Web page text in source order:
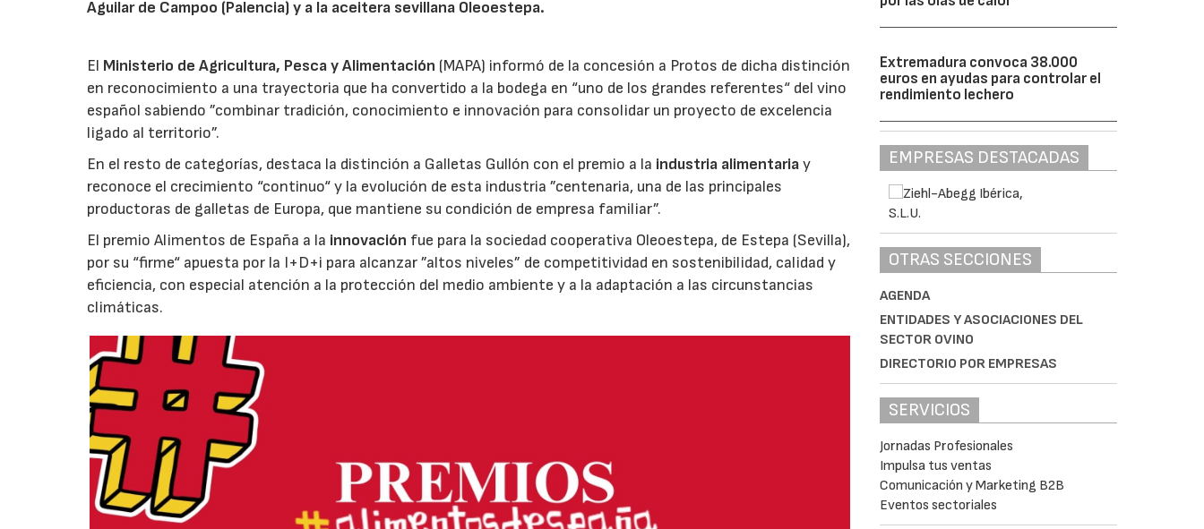
Aguilar de Campoo (Palencia) y a la aceitera sevillana Oleoestepa.
El Ministerio de Agricultura, Pesca y Alimentación (MAPA) informó de la concesión a Protos de dicha distinción
en reconocimiento a una trayectoria que ha convertido a la bodega en “uno de los grandes referentes“ del vino
español sabiendo ”combinar tradición, conocimiento e innovación para consolidar un proyecto de excelencia
ligado al territorio”.
En el resto de categorías, destaca la distinción a Galletas Gullón con el premio a la industria alimentariay
reconoce el crecimiento “continuo“ y la evolución de esta industria ”centenaria, una de las principales
productoras de galletas de Europa, que mantiene su condición de empresa familiar”.
El premio Alimentos de España a la innovación fue para la sociedad cooperativa Oleoestepa, de Estepa (Sevilla),
por su “firme“ apuesta por la I+D+i para alcanzar ”altos niveles” de competitividad en sostenibilidad, calidad y
eficiencia, con especial atención a la protección del medio ambiente y a la adaptación a las circunstancias
climáticas.
Extremadura convoca 38.000
euros en ayudas para controlar el
rendimiento lechero
EMPRESAS DESTACADAS
OTRAS SECCIONES
AGENDA
ENTIDADES Y ASOCIACIONES DEL
SECTOR OVINO
DIRECTORIO POR EMPRESAS
SERVICIOS
Jornadas Profesionales
Impulsa tus ventas
Comunicación y Marketing B2B
Eventos sectoriales